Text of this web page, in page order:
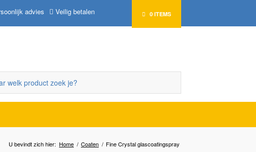
0 ITEMS
advies Veilig betalen
U bevindt zich hier: Home / Coaten / Fine Crystal glascoatingspray